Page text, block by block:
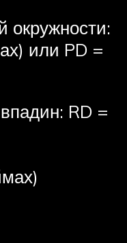
окружности:
или PD =
RD =